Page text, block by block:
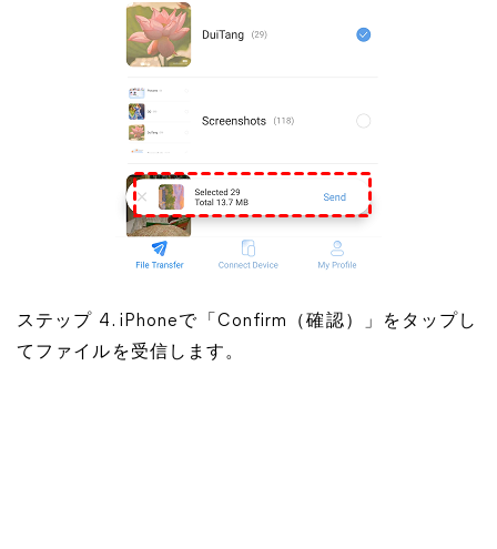
ステップ 4. iPhoneで「Confirm（確認）」をタップし
てファイルを受信します。